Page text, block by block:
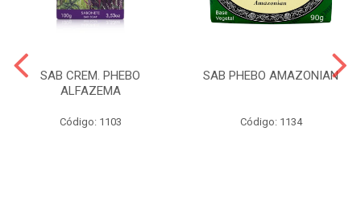
SAB CREM. PHEBO
ALFAZEMA
Código: 1103
SAB PHEBO AMAZONIAN
Código: 1134